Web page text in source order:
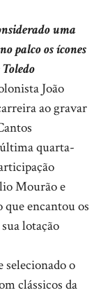
uma
palco os ícones
João
ao gravar
quarta-
Mourão e
encantou os
lotação
o
clássicos da